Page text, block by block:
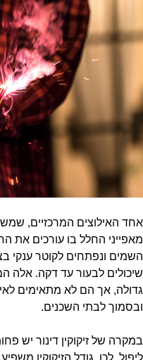
אחד האילוצים המרכזיים,
מאפייני החלל בו עורכים את
השמים ונפתחים לקוטר ענקי
שיכולים לבעור עד דקה. אלה
גדולה, אך הם לא מתאימים
ובסמוך לבתי השכנים.
במקרה של זיקוקין דינור יש
ליפול. לכן, גודל הזיקוקין